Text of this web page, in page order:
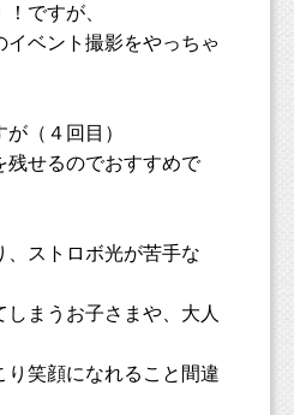
ですが、
イベント撮影をやっちゃ
（４回目）
残せるのでおすすめで
、ストロボ光が苦手な
まうお子さまや、大人
り笑顔になれること間違